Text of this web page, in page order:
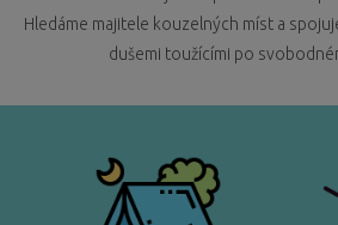
Hledáme majitele kouzelných míst a
dušemi toužícími po